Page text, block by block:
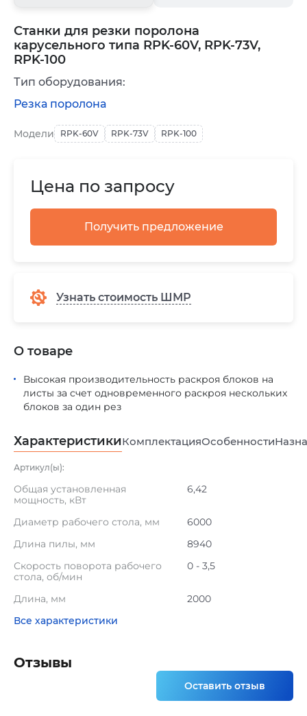
Станки для резки поролона
карусельного типа RPK-60V, RPK-73V,
RPK-100
Цена по запросу
Получить предложение
Узнать стоимость ШМР
Модели RPK-60V RPK-73V RPK-100
Тип оборудования:
Резка поролона
Высокая производительность раскроя блоков на
листы за счет одновременного раскроя нескольких
блоков за один рез
О товаре
ХарактеристикиКомплектацияОсобенности
Артикул(ы):
Общая установленная
мощность, кВт
6,42
Диаметр рабочего стола, мм
6000
Длина пилы, мм
8940
Скорость поворота рабочего
стола, об/мин
0 - 3,5
Длина, мм
2000
Все характеристики
Отзывы
Оставить отзыв